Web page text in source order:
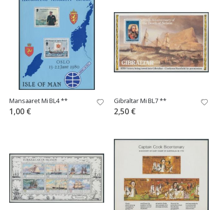
Mansaaret Mi BL4 **
1,00 €
Gibraltar Mi BL7 **
2,50 €